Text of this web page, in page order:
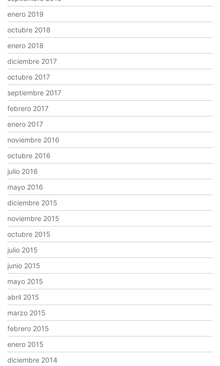
enero 2019
octubre 2018
enero 2018
diciembre 2017
octubre 2017
septiembre 2017
febrero 2017
enero 2017
noviembre 2016
octubre 2016
julio 2016
mayo 2016
diciembre 2015
noviembre 2015
octubre 2015
julio 2015
junio 2015
mayo 2015
abril 2015
marzo 2015
febrero 2015
enero 2015
diciembre 2014